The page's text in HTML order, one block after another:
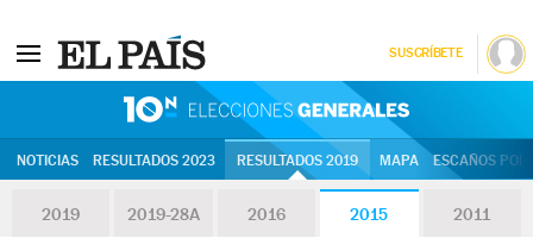
SUSCRÍBETE
NOTICIAS RESULTADOS 2023 RESULTADOS 2019 MAPA ESCAÑOS
2019 2019-28A 2016 2015 2011